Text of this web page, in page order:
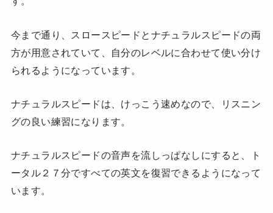
今まで通り、スロースピードとナチュラルスピードの両
方が用意されていて、自分のレベルに合わせて使い分け
られるようになっています。
ナチュラルスピードは、けっこう速めなので、リスニン
グの良い練習になります。
ナチュラルスピードの音声を流しっぱなしにすると、ト
ータル２７分ですべての英文を復習できるようになって
います。